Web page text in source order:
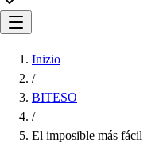
Inizio
/
BITESO
/
El imposible más fácil